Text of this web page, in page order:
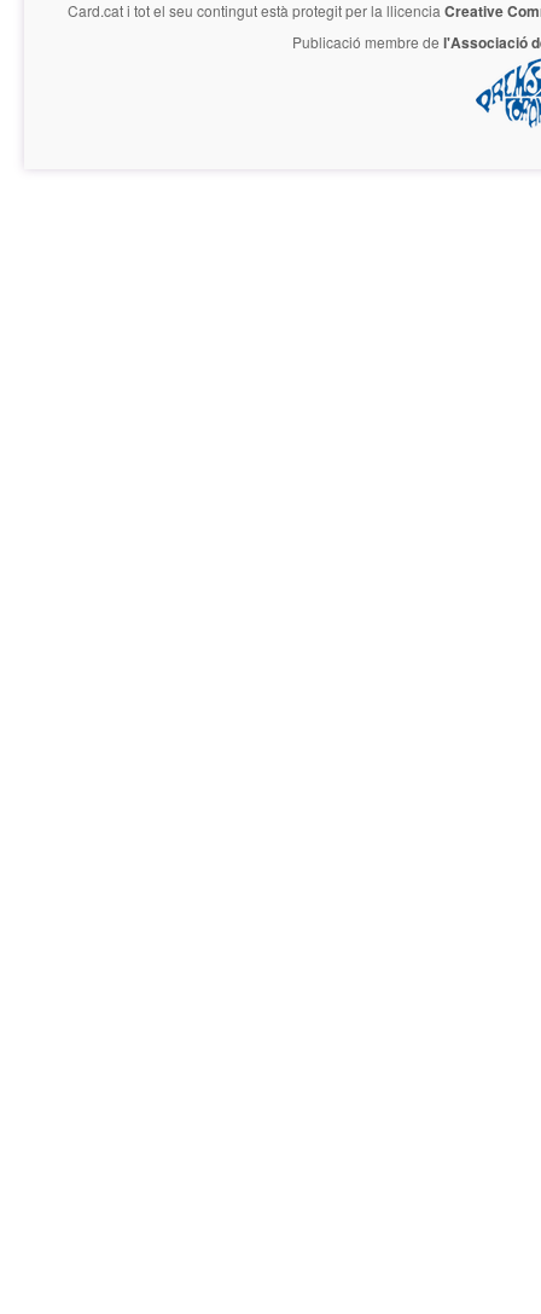
Card.cati tot el seu contingut està protegit per la llicencia Creative
Publicació membre de l'Associació